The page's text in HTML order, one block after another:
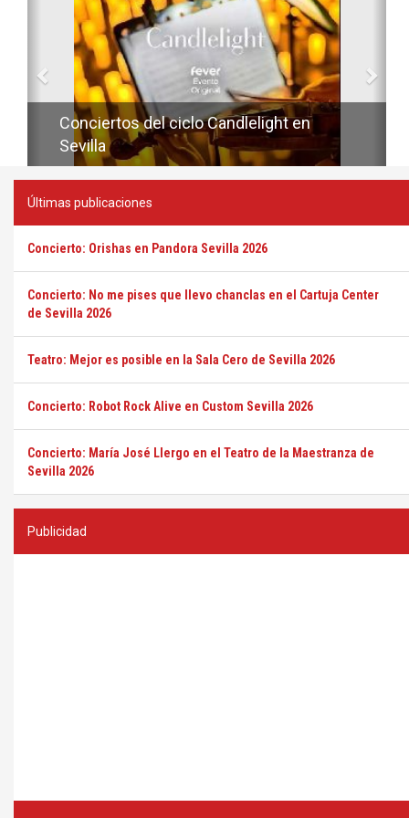
Conciertos del ciclo Candlelight en
Sevilla
Últimas publicaciones
Concierto: Orishas en Pandora Sevilla 2026
Concierto: No me pises que llevo chanclas en el Cartuja Center
de Sevilla 2026
Teatro: Mejor es posible en la Sala Cero de Sevilla 2026
Concierto: Robot Rock Alive en Custom Sevilla 2026
Concierto: María José Llergo en el Teatro de la Maestranza de
Sevilla 2026
Publicidad